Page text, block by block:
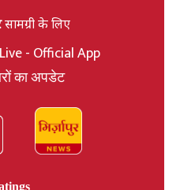
सामग्री के लिए
- Official App
का अपडेट